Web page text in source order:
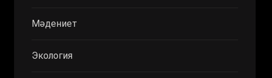
Мәдениет
Экология